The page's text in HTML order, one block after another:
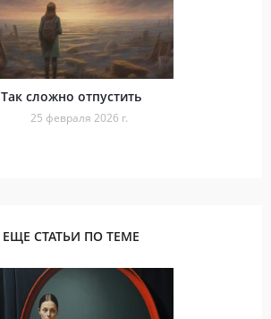
Так сложно отпустить
25 февраля 2026 г.
ЕЩЕ СТАТЬИ ПО ТЕМЕ